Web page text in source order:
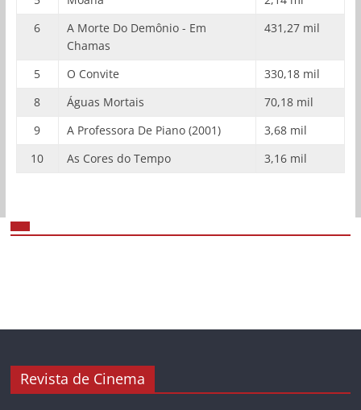
6
A Morte Do Demônio - Em
Chamas
431,27 mil
5 O Convite
330,18 mil
8
Águas Mortais
70,18 mil
9
A Professora De Piano (2001)
3,68 mil
10
As Cores do Tempo 3,16 mil
Revista de Cinema